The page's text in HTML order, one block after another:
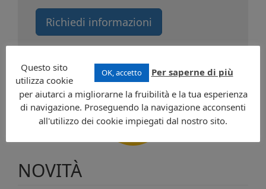
Richiedi informazioni
CONTATTI
NOVITÀ
OK, accetto Per saperne di più
Questo sito
utilizza cookie
per aiutarci a migliorarne la fruibilità e la tua esperienza
di navigazione. Proseguendo la navigazione acconsenti
all'utilizzo dei cookie impiegati dal nostro sito.